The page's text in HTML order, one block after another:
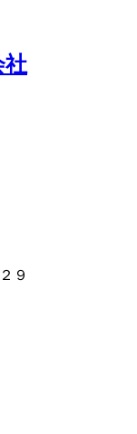
社
９